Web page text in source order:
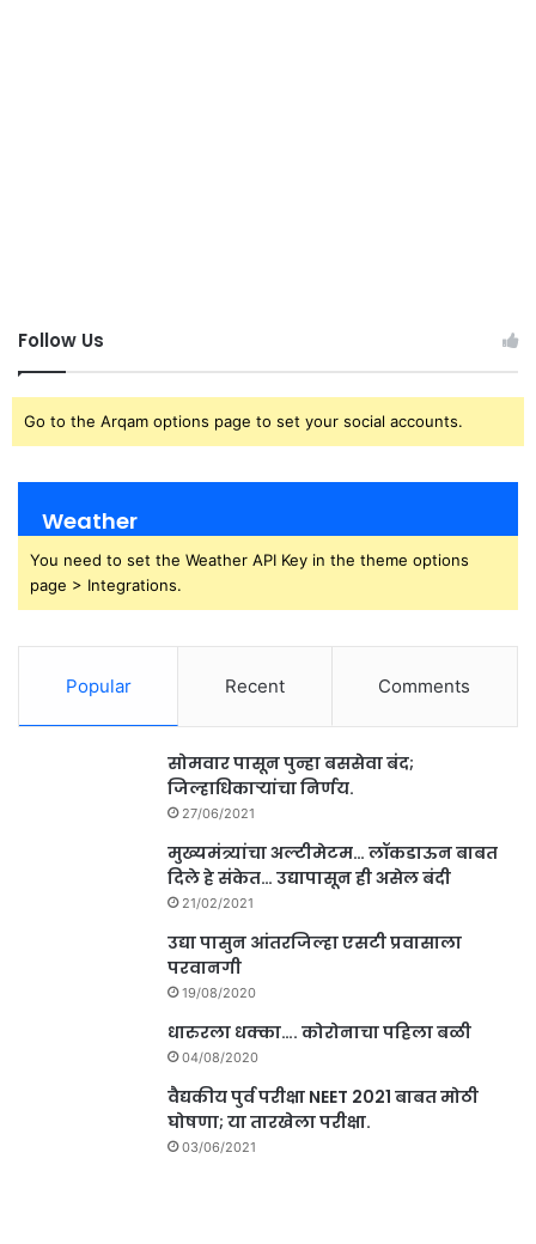
Follow Us
Go to the Arqam options page to set your social accounts.
Weather
You need to set the Weather API Key in the theme options
page > Integrations.
Popular Recent Comments
सोमवार पासून पुन्हा बससेवा बंद;
जिल्हाधिकाऱ्यांचा निर्णय.
27/06/2021
मुख्यमंत्र्यांचा अल्टीमेटम… लॉकडाऊन बाबत
दिले हे संकेत… उद्यापासून ही असेल बंदी
21/02/2021
उद्या पासुन आंतरजिल्हा एसटी प्रवासाला
परवानगी
19/08/2020
धारुरला धक्का…. कोरोनाचा पहिला बळी
04/08/2020
वैद्यकीय पुर्व परीक्षा NEET 2021 बाबत मोठी
घोषणा; या तारखेला परीक्षा.
03/06/2021